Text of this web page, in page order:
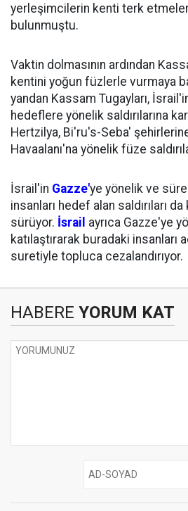
yerleşimcilerin kenti terk
bulunmuştu.
Vaktin dolmasının ardından
kentini yoğun füzlerle vurmaya
yandan Kassam Tugayları,
hedeflere yönelik saldırılarına
Hertzilya, Bi'ru's-Seba'
Havaalanı'na yönelik füze
İsrail'in Gazze'ye yönelik ve
insanları hedef alan saldırıları
sürüyor. İsrail ayrıca Gazze'ye
katılaştırarak buradaki insanları
suretiyle topluca cezalandırıyor.
HABERE YORUM KAT